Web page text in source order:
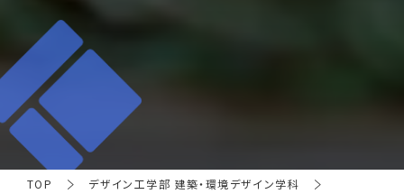
TOP
デザイン工学部 建築・環境デザイン学科